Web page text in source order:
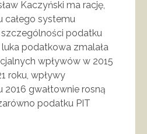
Kaczyński ma rację,
całego systemu
podatku
podatkowa zmalała
wpływów w 2015
roku, wpływy
gwałtownie rosną
podatku PIT